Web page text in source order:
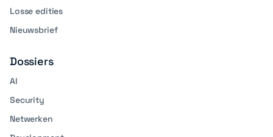
Losse edities
Nieuwsbrief
Dossiers
AI
Security
Netwerken